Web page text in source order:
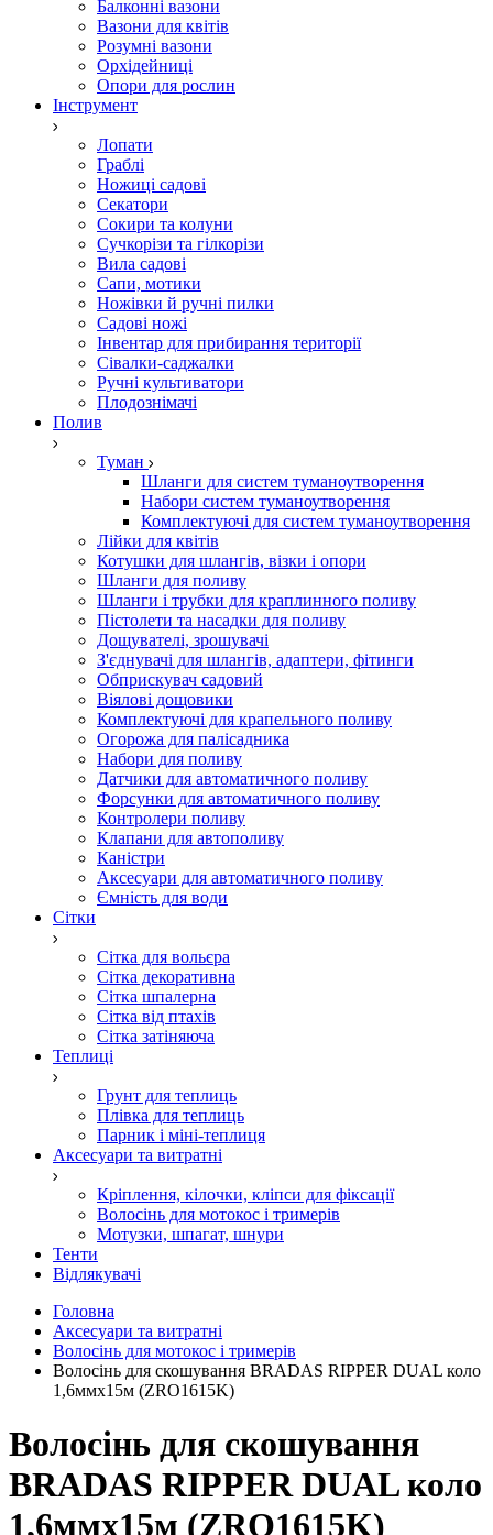
Балконні вазони
Вазони для квітів
Розумні вазони
Орхідейниці
Опори для рослин
Інструмент
Лопати
Граблі
Ножиці садові
Секатори
Сокири та колуни
Сучкорізи та гілкорізи
Вила садові
Сапи, мотики
Ножівки й ручні пилки
Садові ножі
Інвентар для прибирання території
Сівалки-саджалки
Ручні культиватори
Плодознімачі
Полив
Туман
Шланги для систем туманоутворення
Набори систем туманоутворення
Комплектуючі для систем туманоутворення
Лійки для квітів
Котушки для шлангів, візки і опори
Шланги для поливу
Шланги і трубки для краплинного поливу
Пістолети та насадки для поливу
Дощувателі, зрошувачі
З'єднувачі для шлангів, адаптери, фітинги
Обприскувач садовий
Віялові дощовики
Комплектуючі для крапельного поливу
Огорожа для палісадника
Набори для поливу
Датчики для автоматичного поливу
Форсунки для автоматичного поливу
Контролери поливу
Клапани для автополиву
Каністри
Аксесуари для автоматичного поливу
Ємність для води
Сітки
Сітка для вольєра
Сітка декоративна
Сітка шпалерна
Сітка від птахів
Сітка затіняюча
Теплиці
Грунт для теплиць
Плівка для теплиць
Парник і міні-теплиця
Аксесуари та витратні
Кріплення, кілочки, кліпси для фіксації
Волосінь для мотокос і тримерів
Мотузки, шпагат, шнури
Тенти
Відлякувачі
Головна
Аксесуари та витратні
Волосінь для мотокос і тримерів
Волосінь для скошування BRADAS RIPPER DUAL коло
1,6ммх15м (ZRO1615K)
Волосінь для скошування
BRADAS RIPPER DUAL коло
1,6ммх15м (ZRO1615K)